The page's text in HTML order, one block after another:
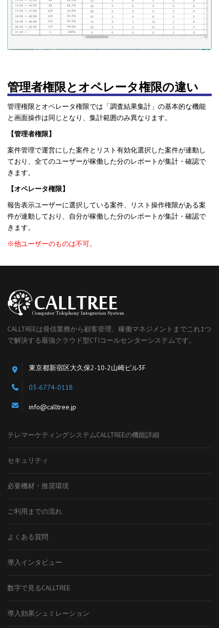
管理者権限とオペレータ権限の違い
管理権限とオペレータ権限では「調査結果集計」の基本的な機能
と画面操作は同じとなり、集計範囲のみ異なります。
【管理者権限】
案件管理で運営にした案件とリスト有効化選択した案件が連動し
ており、全てのユーザーが稼働した分のレポートが集計・確認で
きます。
【オペレータ権限】
報告表示ユーザーに選択している案件、リスト操作権限がある案
件が連動しており、自分が稼働した分のレポートが集計・確認で
きます。
※他ユーザーのものは不可。
CALLTREEは発信業務から顧客管理、稼働マネジメントまでこれ1つ
で解決する最強クラウド型CTIコールセンターシステムです。
東京都新宿区大久保2-10-2山崎ビル3F
03-6774-0118
info@calltree.jp
テレマーケティングシステムCALLTREEの機能詳細
セキュリティ
必要機材・推奨環境
ご利用までの流れ
よくある質問
導入インタビュー
数字で見るCALLTREE
導入効果シュミレーション